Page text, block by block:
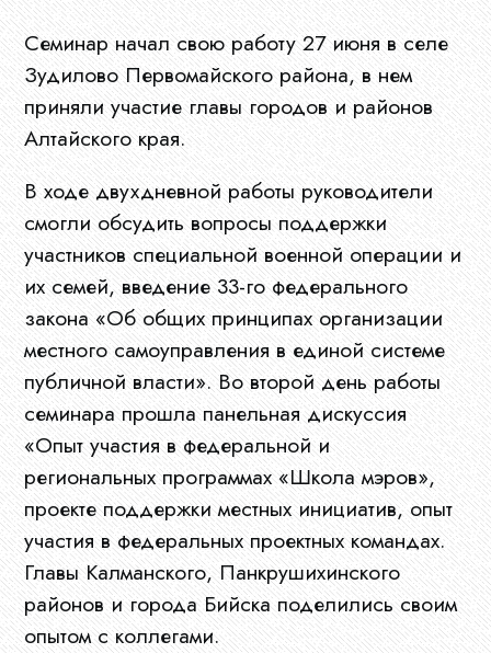
Главная
Семинар начал свою работу 27 июня в селе
Зудилово Первомайского района, в нем
приняли участие главы городов и районов
Алтайского края.
В ходе двухдневной работы руководители
смогли обсудить вопросы поддержки
участников специальной военной операции и
их семей, введение 33-го федерального
закона «Об общих принципах организации
местного самоуправления в единой системе
публичной власти». Во второй день работы
семинара прошла панельная дискуссия
«Опыт участия в федеральной и
региональных программах «Школа мэров»,
проекте поддержки местных инициатив, опыт
участия в федеральных проектных командах.
Главы Калманского, Панкрушихинского
районов и города Бийска поделились своим
опытом с коллегами.